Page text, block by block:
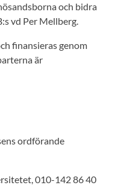
och bidra
vd Per Mellberg.
finansieras genom
är
ordförande
010-142 86 40